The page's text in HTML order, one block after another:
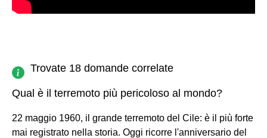
Trovate 18 domande correlate
Qual è il terremoto più pericoloso al mondo?
22 maggio 1960, il grande terremoto del Cile: è il più forte
mai registrato nella storia. Oggi ricorre l'anniversario del